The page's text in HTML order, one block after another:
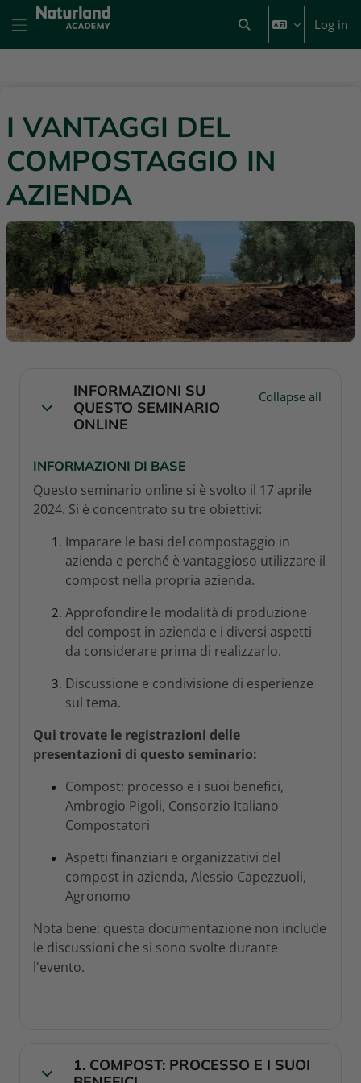
Skip to main content
Toggle search input
Log in
I VANTAGGI DEL
COMPOSTAGGIO IN
AZIENDA
Collapse
INFORMAZIONI SU
QUESTO SEMINARIO
ONLINE
Collapse all
INFORMAZIONI DI BASE
Questo seminario online si è svolto il 17 aprile
2024. Si è concentrato su tre obiettivi:
Imparare le basi del compostaggio in
azienda e perché è vantaggioso utilizzare il
compost nella propria azienda.
Approfondire le modalità di produzione
del compost in azienda e i diversi aspetti
da considerare prima di realizzarlo.
Discussione e condivisione di esperienze
sul tema.
Qui trovate le registrazioni delle
presentazioni di questo seminario:
Compost: processo e i suoi benefici,
Ambrogio Pigoli, Consorzio Italiano
Compostatori
Aspetti finanziari e organizzativi del
compost in azienda, Alessio Capezzuoli,
Agronomo
Nota bene: questa documentazione non include
le discussioni che si sono svolte durante
l'evento.
1. COMPOST: PROCESSO E I SUOI